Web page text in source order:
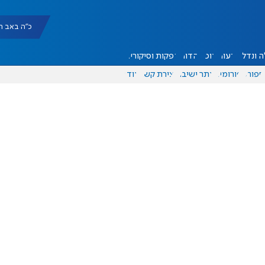
כ"ה באב תשפ"ו
ונדל"ן דעות אוכל יהדות הפקות וסיקורים
ספורט פורומים אתר ישיבה יצירת קשר עוד